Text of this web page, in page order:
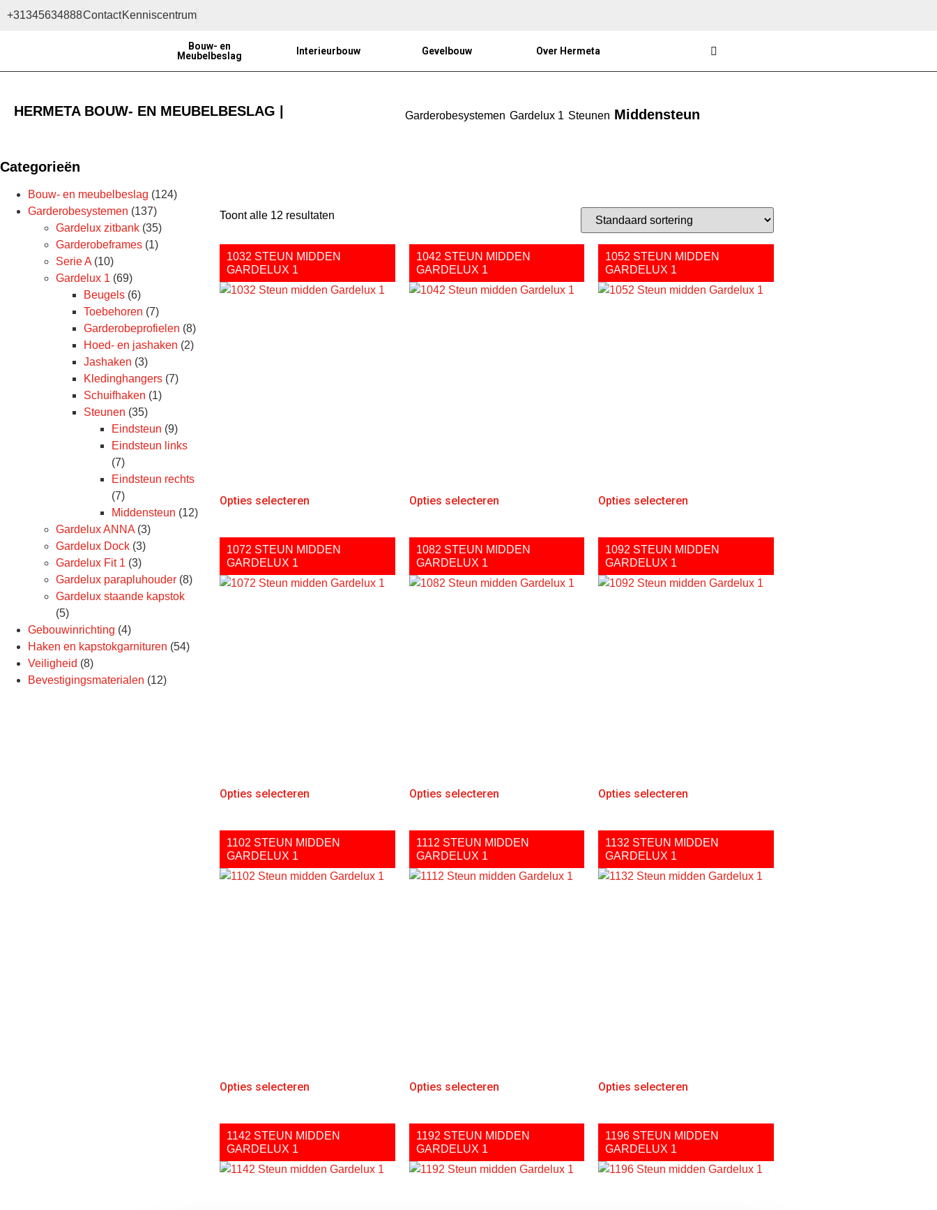
+31345634888ContactKenniscentrum
Bouw- en
Meubelbeslag
Interieurbouw Gevelbouw Over Hermeta
HERMETA BOUW- EN MEUBELBESLAG | Garderobesystemen Gardelux 1 Steunen Middensteun
Categorieën
Bouw- en meubelbeslag (124)
Garderobesystemen (137)
Gardelux zitbank (35)
Garderobeframes (1)
Serie A (10)
Gardelux 1 (69)
Beugels (6)
Toebehoren (7)
Garderobeprofielen (8)
Hoed- en jashaken (2)
Jashaken (3)
Kledinghangers (7)
Schuifhaken (1)
Steunen (35)
Eindsteun (9)
Eindsteun links
(7)
Eindsteun rechts
(7)
Middensteun (12)
Gardelux ANNA (3)
Gardelux Dock (3)
Gardelux Fit 1 (3)
Gardelux parapluhouder (8)
Gardelux staande kapstok
(5)
Gebouwinrichting (4)
Haken en kapstokgarnituren (54)
Veiligheid (8)
Bevestigingsmaterialen (12)
Toont alle 12 resultaten
1032 STEUN MIDDEN
GARDELUX 1
Opties selecteren
1042 STEUN MIDDEN
GARDELUX 1
Opties selecteren
1052 STEUN MIDDEN
GARDELUX 1
Opties selecteren
1072 STEUN MIDDEN
GARDELUX 1
Opties selecteren
1082 STEUN MIDDEN
GARDELUX 1
Opties selecteren
1092 STEUN MIDDEN
GARDELUX 1
Opties selecteren
1102 STEUN MIDDEN
GARDELUX 1
Opties selecteren
1112 STEUN MIDDEN
GARDELUX 1
Opties selecteren
1132 STEUN MIDDEN
GARDELUX 1
Opties selecteren
1142 STEUN MIDDEN
GARDELUX 1
1192 STEUN MIDDEN
GARDELUX 1
1196 STEUN MIDDEN
GARDELUX 1